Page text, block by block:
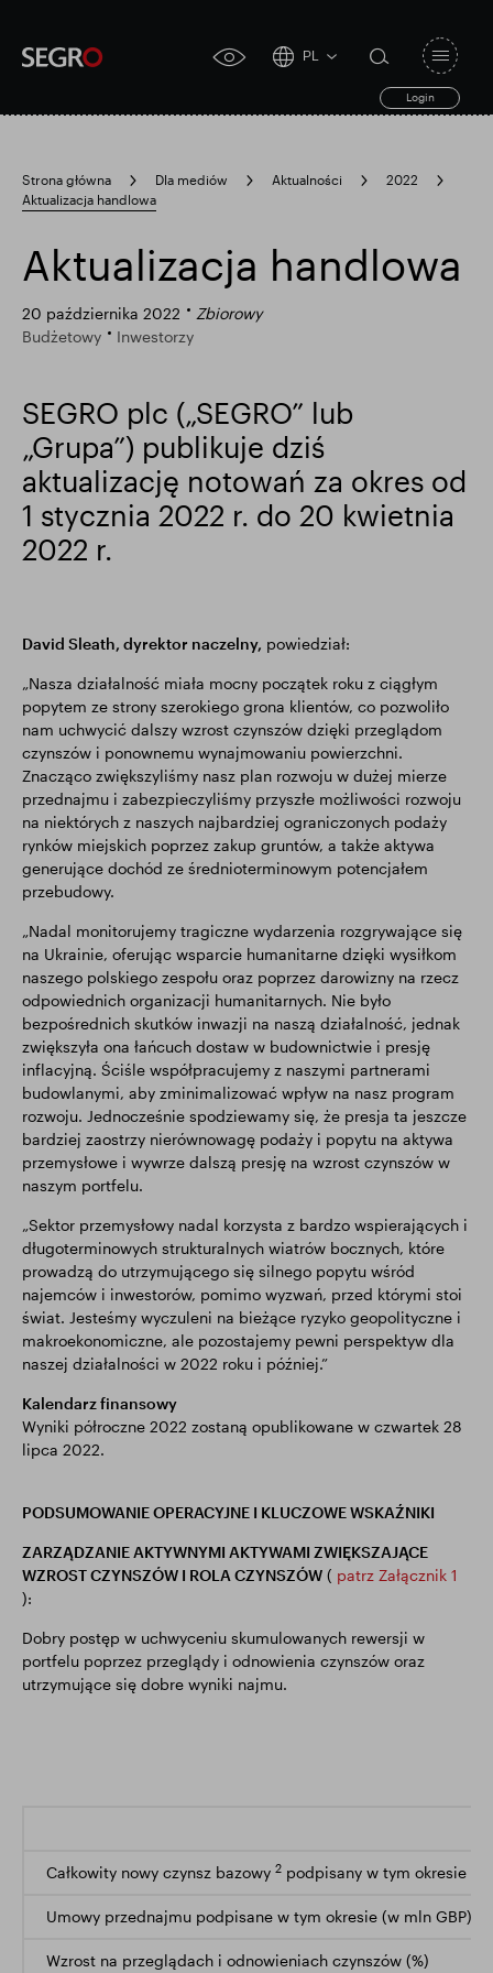
accessibility
PL
Login
search
form
Submit
search
Search
Popularne wyszukiwanie
Odpowiedzialny SEGRO
Posiadłość handlowa w Slough
Wyniki finansowe Aktualizacja handlowa
toggle
Strona główna Dla mediów Aktualności
2022
Aktualizacja handlowa
Aktualizacja handlowa
20 października 2022
Zbiorowy
Budżetowy
Inwestorzy
SEGRO plc („SEGRO” lub
„Grupa”) publikuje dziś
aktualizację notowań za okres od
1 stycznia 2022 r. do 20 kwietnia
2022 r.
David Sleath, dyrektor naczelny, powiedział:
„Nasza działalność miała mocny początek roku z ciągłym
popytem ze strony szerokiego grona klientów, co pozwoliło
nam uchwycić dalszy wzrost czynszów dzięki przeglądom
czynszów i ponownemu wynajmowaniu powierzchni.
Znacząco zwiększyliśmy nasz plan rozwoju w dużej mierze
przednajmu i zabezpieczyliśmy przyszłe możliwości rozwoju
na niektórych z naszych najbardziej ograniczonych podaży
rynków miejskich poprzez zakup gruntów, a także aktywa
generujące dochód ze średnioterminowym potencjałem
przebudowy.
„Nadal monitorujemy tragiczne wydarzenia rozgrywające się
na Ukrainie, oferując wsparcie humanitarne dzięki wysiłkom
naszego polskiego zespołu oraz poprzez darowizny na rzecz
odpowiednich organizacji humanitarnych. Nie było
bezpośrednich skutków inwazji na naszą działalność, jednak
zwiększyła ona łańcuch dostaw w budownictwie i presję
inflacyjną. Ściśle współpracujemy z naszymi partnerami
budowlanymi, aby zminimalizować wpływ na nasz program
rozwoju. Jednocześnie spodziewamy się, że presja ta jeszcze
bardziej zaostrzy nierównowagę podaży i popytu na aktywa
przemysłowe i wywrze dalszą presję na wzrost czynszów w
naszym portfelu.
„Sektor przemysłowy nadal korzysta z bardzo wspierających i
długoterminowych strukturalnych wiatrów bocznych, które
prowadzą do utrzymującego się silnego popytu wśród
najemców i inwestorów, pomimo wyzwań, przed którymi stoi
świat. Jesteśmy wyczuleni na bieżące ryzyko geopolityczne i
makroekonomiczne, ale pozostajemy pewni perspektyw dla
naszej działalności w 2022 roku i później.”
Kalendarz finansowy
Wyniki półroczne 2022 zostaną opublikowane w czwartek 28
lipca 2022.
PODSUMOWANIE OPERACYJNE I KLUCZOWE WSKAŹNIKI
ZARZĄDZANIE AKTYWNYMI AKTYWAMI ZWIĘKSZAJĄCE
WZROST CZYNSZÓW I ROLA CZYNSZÓW ( patrz Załącznik 1
):
Dobry postęp w uchwyceniu skumulowanych rewersji w
portfelu poprzez przeglądy i odnowienia czynszów oraz
utrzymujące się dobre wyniki najmu.
Całkowity nowy czynsz bazowy 2 podpisany w tym okresie
Umowy przednajmu podpisane w tym okresie (w mln GBP)
Wzrost na przeglądach i odnowieniach czynszów (%)